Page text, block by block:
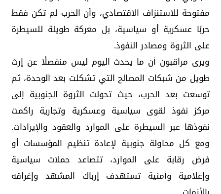
مفتوحة للاستنزاف الاقتصادي، وأن الحرب لم تكن فقط
حربًا عسكرية أو سياسية، بل معركة طويلة للسيطرة
على الثروة ومصادر النفوذ.
ويرى مراقبون أن ما يحدث اليوم ليس منفصلًا عن إرث
طويل من شبكات المصالح التي تشكلت بعد الوحدة، ثم
توسعت بعد الحرب، حيث تحولت الثروة الجنوبية إلى
مركز نفوذ لقوى سياسية وعسكرية وتجارية راكمت
نفوذها عبر السيطرة على الموارد والعقود والإيرادات.
ومع كل محاولة جنوبية لإعادة تنظيم المؤسسات أو
فرض رقابة على الموارد، تتصاعد حملات سياسية
وإعلامية وأمنية تستهدف إرباك المشهد وإغراقه